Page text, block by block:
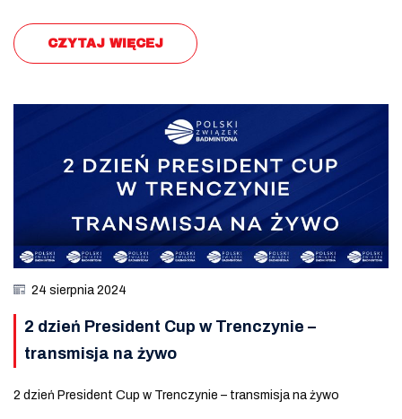
CZYTAJ WIĘCEJ
24 sierpnia 2024
2 dzień President Cup w Trenczynie –
transmisja na żywo
2 dzień President Cup w Trenczynie – transmisja na żywo